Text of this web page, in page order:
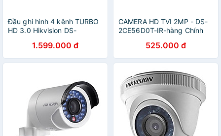
Đầu ghi hình 4 kênh TURBO
HD 3.0 Hikvision DS-
1.599.000 đ
CAMERA HD TVI 2MP - DS-
2CE56D0T-IR-hàng Chính
525.000 đ